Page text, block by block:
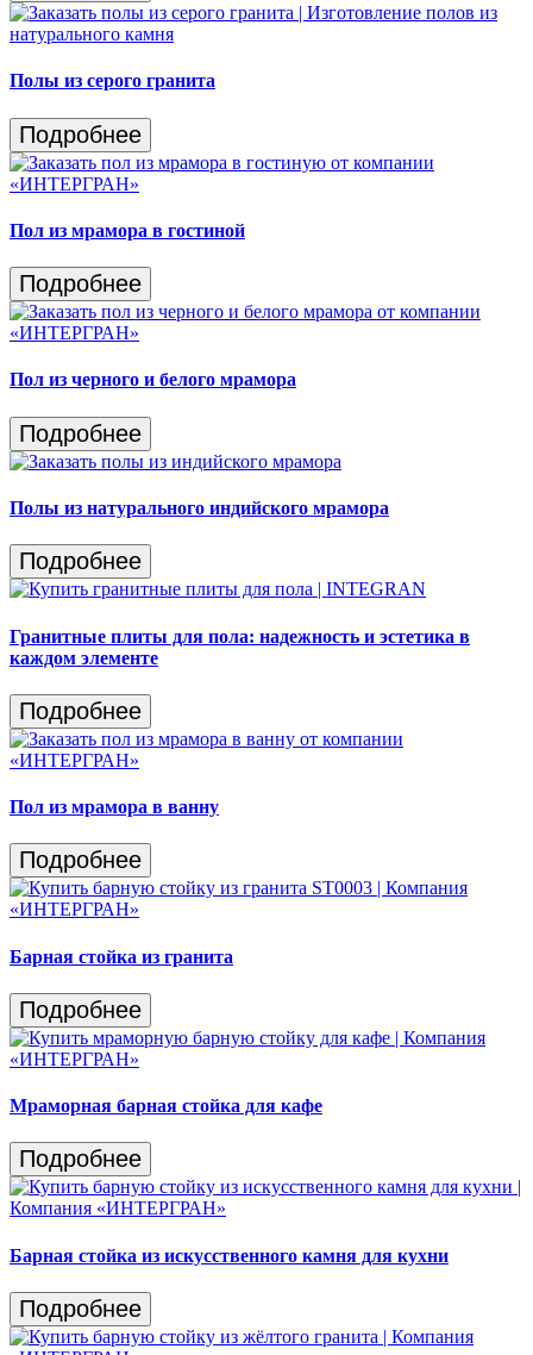
Полы из серого гранита
Подробнее
Пол из мрамора в гостиной
Подробнее
Пол из черного и белого мрамора
Подробнее
Полы из натурального индийского мрамора
Подробнее
Гранитные плиты для пола: надежность и эстетика в
каждом элементе
Подробнее
Пол из мрамора в ванну
Подробнее
Барная стойка из гранита
Подробнее
Мраморная барная стойка для кафе
Подробнее
Барная стойка из искусственного камня для кухни
Подробнее